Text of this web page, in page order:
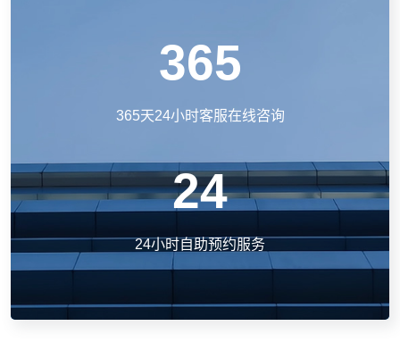
365
365天24小时客服在线咨询
24
24小时自助预约服务